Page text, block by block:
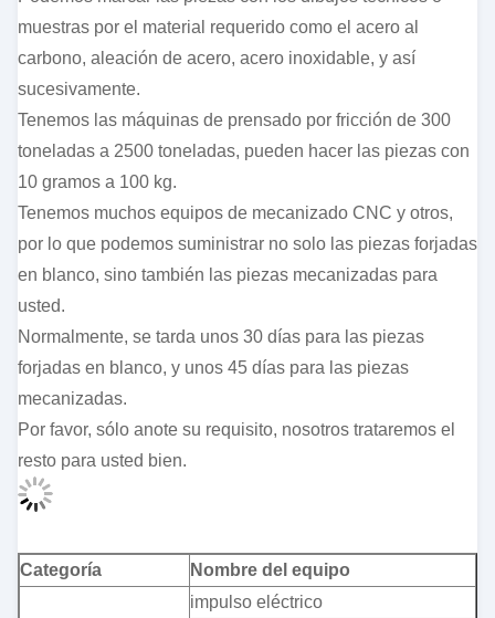
muestras por el material requerido como el acero al
carbono, aleación de acero, acero inoxidable, y así
sucesivamente.
Tenemos las máquinas de prensado por fricción de 300
toneladas a 2500 toneladas, pueden hacer las piezas con
10 gramos a 100 kg.
Tenemos muchos equipos de mecanizado CNC y otros,
por lo que podemos suministrar no solo las piezas forjadas
en blanco, sino también las piezas mecanizadas para
usted.
Normalmente, se tarda unos 30 días para las piezas
forjadas en blanco, y unos 45 días para las piezas
mecanizadas.
Por favor, sólo anote su requisito, nosotros trataremos el
resto para usted bien.
Categoría Nombre del equipo
impulso eléctrico